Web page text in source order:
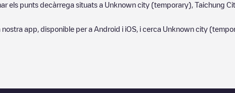
els punts decàrrega situats a Unknown city (temporary) Taichung
nostra app, disponible per a Android i iOS, i cerca Unknown city